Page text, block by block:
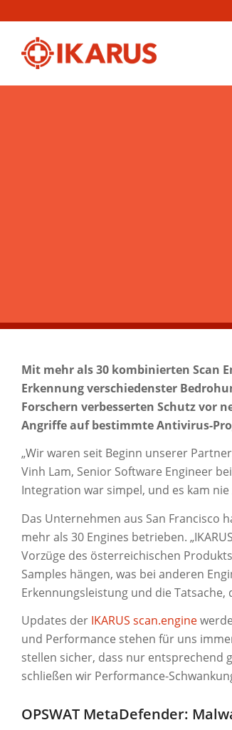
Mit mehr als 30 kombinierten Scan
Erkennung verschiedenster
Forschern verbesserten Schutz vor
Angriffe auf bestimmte Antivirus-
„Wir waren seit Beginn unserer
Vinh Lam, Senior Software Engineer
Integration war simpel, und es kam
Das Unternehmen aus San Francisco
mehr als 30 Engines betrieben.
Vorzüge des österreichischen
Samples hängen, was bei anderen
Erkennungsleistung und die Tatsache,
Updates der IKARUS scan.engine
und Performance stehen für uns
stellen sicher, dass nur entsprechend
schließen wir Performance-
OPSWAT MetaDefender: